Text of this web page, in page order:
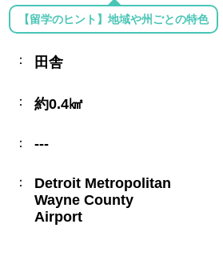
【留学のヒント】地域や州ごとの特色
： 田舎
： 約0.4㎢
： ---
：
Detroit Metropolitan
Wayne County
Airport